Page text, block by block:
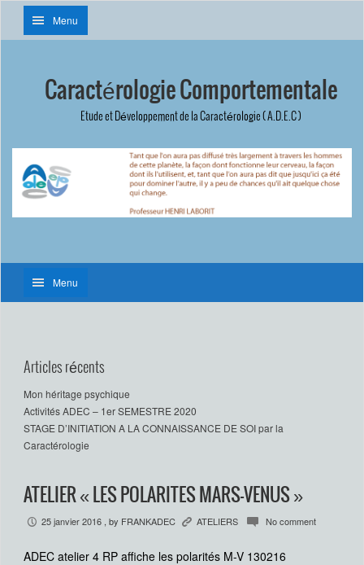
Menu
Caractérologie Comportementale
Etude et Développement de la Caractérologie ( A.D.E.C )
Menu
Articles récents
Mon héritage psychique
Activités ADEC – 1er SEMESTRE 2020
STAGE D’INITIATION A LA CONNAISSANCE DE SOI par la
Caractérologie
ATELIER « LES POLARITES MARS-VENUS »
P 25 janvier 2016 , by FRANKADEC K ATELIERS c No comment
ADEC atelier 4 RP affiche les polarités M-V 130216